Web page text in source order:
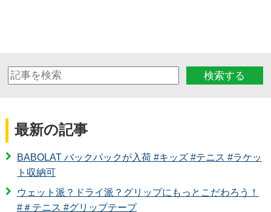
検索する
最新の記事
BABOLAT バックパックが入荷 #キッズ #テニス #ラケッ
ト収納可
ウェット派？ドライ派？グリップにもっとこだわろう！
#＃テニス #グリップテープ